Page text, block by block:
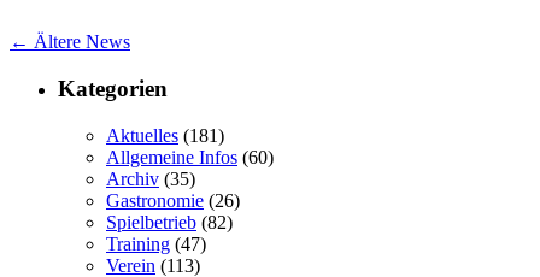
← Ältere News
Kategorien
Aktuelles (181)
Allgemeine Infos (60)
Archiv (35)
Gastronomie (26)
Spielbetrieb (82)
Training (47)
Verein (113)